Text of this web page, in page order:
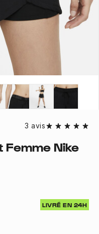
3 avis
Nike
LIVRÉ EN 24H